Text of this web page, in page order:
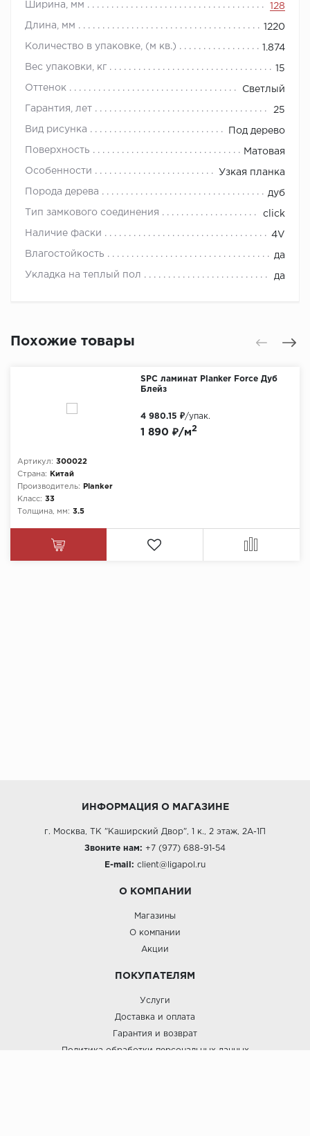
Ширина, мм 128
Длина, мм 1220
Количество в упаковке, (м кв.) 1.874
Вес упаковки, кг 15
Оттенок Светлый
Гарантия, лет 25
Вид рисунка Под дерево
Поверхность Матовая
Особенности Узкая планка
Порода дерева дуб
Тип замкового соединения click
Наличие фаски 4V
Влагостойкость да
Укладка на теплый пол да
Похожие товары
SPC ламинат Planker Force Дуб
Блейз
Артикул: 300022
Страна:
Китай
Производитель:
Planker
Класс: 33
Толщина, мм: 3.5
1 890 ₽/м2
4 980.15 ₽/упак.
ИНФОРМАЦИЯ О МАГАЗИНЕ
г. Москва, ТК "Каширский Двор", 1 к., 2 этаж, 2А-1П
Звоните нам: +7 (977) 688-91-54
E-mail: client@ligapol.ru
О КОМПАНИИ
Магазины
О компании
Акции
ПОКУПАТЕЛЯМ
Услуги
Доставка и оплата
Гарантия и возврат
Политика обработки персональных данных